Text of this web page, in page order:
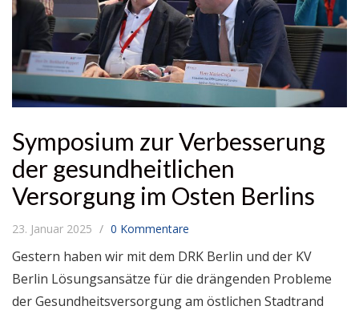
Symposium zur Verbesserung
der gesundheitlichen
Versorgung im Osten Berlins
23. Januar 2025 0 Kommentare
Gestern haben wir mit dem DRK Berlin und der KV
Berlin Lösungsansätze für die drängenden Probleme
der Gesundheitsversorgung am östlichen Stadtrand